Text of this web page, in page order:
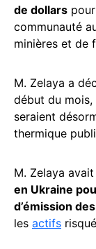
de dollars
communauté
minières et de
M. Zelaya a
début du
seraient
thermique
M. Zelaya
en Ukraine
d’émission
les actifs